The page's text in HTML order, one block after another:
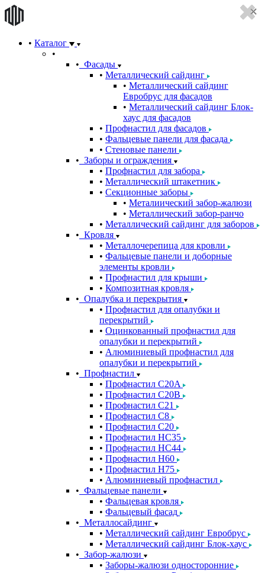
Каталог
Фасады
Металлический сайдинг
Металлический сайдинг
Евробрус для фасадов
Металлический сайдинг Блок-
хаус для фасадов
Профнастил для фасадов
Фальцевые панели для фасада
Стеновые панели
Заборы и ограждения
Профнастил для забора
Металлический штакетник
Секционные заборы
Металиический забор-жалюзи
Металлический забор-ранчо
Металлический сайдинг для заборов
Кровля
Металлочерепица для кровли
Фальцевые панели и доборные
элементы кровли
Профнастил для крыши
Композитная кровля
Опалубка и перекрытия
Профнастил для опалубки и
перекрытий
Оцинкованный профнастил для
опалубки и перекрытий
Алюминиевый профнастил для
опалубки и перекрытий
Профнастил
Профнастил С20A
Профнастил С20B
Профнастил С21
Профнастил С8
Профнастил С20
Профнастил НС35
Профнастил НС44
Профнастил Н60
Профнастил Н75
Алюминиевый профнастил
Фальцевые панели
Фальцевая кровля
Фальцевый фасад
Металлосайдинг
Металлический сайдинг Евробрус
Металлический сайдинг Блок-хаус
Забор-жалюзи
Заборы-жалюзи односторонние